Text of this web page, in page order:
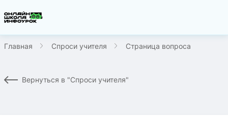
Главная Спроси учителя Страница вопроса
Вернуться в "Спроси учителя"